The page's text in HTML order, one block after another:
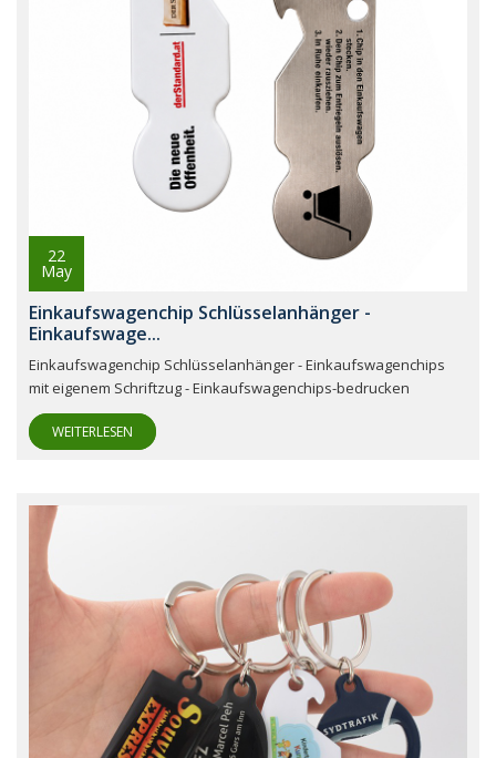
22
May
Einkaufswagenchip Schlüsselanhänger -
Einkaufswage...
Einkaufswagenchip Schlüsselanhänger - Einkaufswagenchips
mit eigenem Schriftzug - Einkaufswagenchips-bedrucken
WEITERLESEN